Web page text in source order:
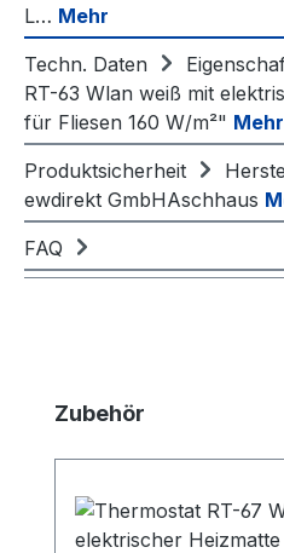
L… Mehr
Techn. Daten
RT-63 Wlan weiß mit
für Fliesen 160 W/m²"
Produktsicherheit
ewdirekt GmbHAschhaus
FAQ
Produktgalerie
Zubehör